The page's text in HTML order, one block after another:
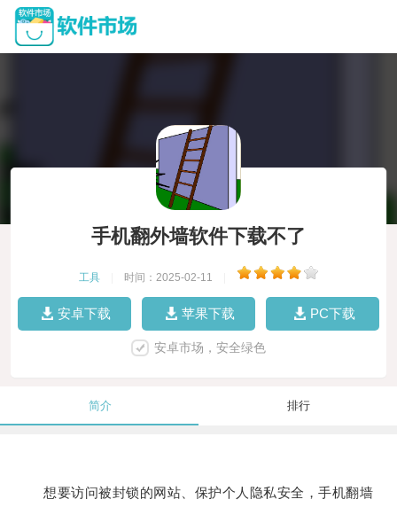
手机翻外墙软件下载不了
工具 时间：2025-02-11
安卓下载 苹果下载 PC下载
安卓市场，安全绿色
简介 排行
想要访问被封锁的网站、保护个人隐私安全，手机翻墙